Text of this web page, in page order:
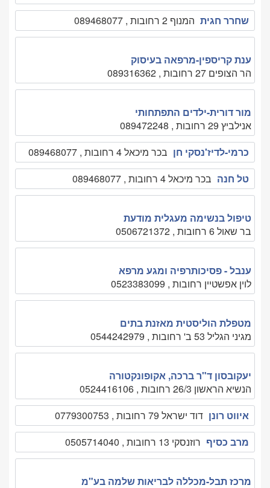
שחרר חגית המנוף 2 רחובות , 089468077
ענת קריספין-מרפאה בעיסוק
הר הצופים 27 רחובות , 089316362
מור דורית-ילדים התפתחותי
אנילביץ 29 רחובות , 089472248
כרמי-לדיז'נסקי חן בכר מיכאל 4 רחובות , 089468077
טל חנה בכר מיכאל 4 רחובות , 089468077
טיפול בנשימה מעגלית מודעת
בר שאול 6 רחובות , 0506721372
ענבל - פסיכותרפיה ומגע מרפא
לוין אפשטיין רחובות , 0523383099
מטפלת הוליסטית מאזנת בתים
מגיני הגליל 53 ב' רחובות , 0544242979
יעקובסון ד"ר ברכה, אקופונקטורה
הנשיא הראשון 26/3 רחובות , 0524416106
איווט רונן דוד ישראל 79 רחובות , 0779300753
מרב כסיף רוזנסקי 13 רחובות , 0505714040
מרכז תבל-מכללה לבריאות שלמה בע"מ